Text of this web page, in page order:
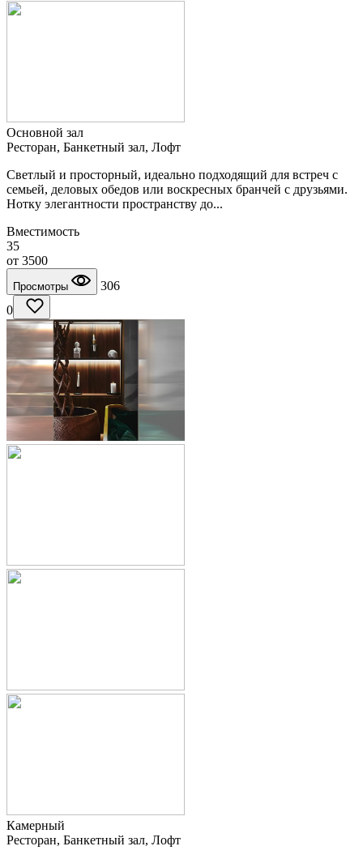
Основной зал
Ресторан, Банкетный зал, Лофт
Светлый и просторный, идеально подходящий для встреч с
семьей, деловых обедов или воскресных бранчей с друзьями.
Нотку элегантности пространству до...
Вместимость
35
от 3500
Просмотры
306
0
Камерный
Ресторан, Банкетный зал, Лофт